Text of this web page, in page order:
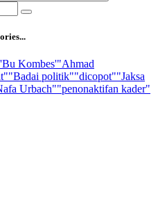
'Bu Kombes'"Ahmad
"Badai politik""dicopot""Jaksa
Urbach""penonaktifan kader"